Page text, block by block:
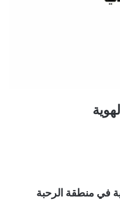
في منطقة الرحبة